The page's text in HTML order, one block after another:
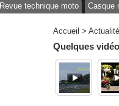
Revue technique moto Casque
Accueil >
Quelques